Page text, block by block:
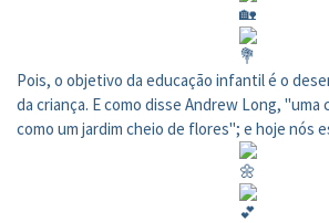
Pois, o objetivo da educação infantil é o
da criança. E como disse Andrew Long, "uma
como um jardim cheio de flores"; e hoje nós